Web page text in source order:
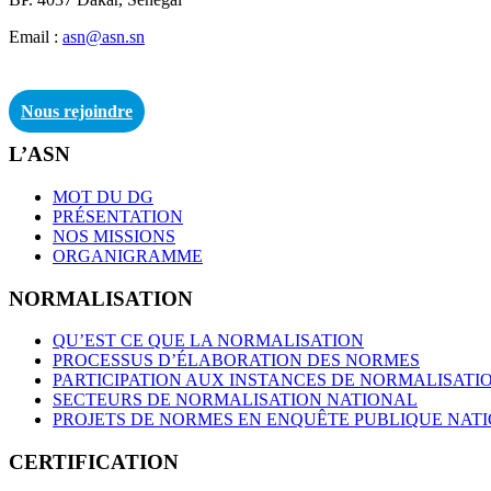
Email : asn@asn.sn
Nous rejoindre
L’ASN
MOT DU DG
PRÉSENTATION
NOS MISSIONS
ORGANIGRAMME
NORMALISATION
QU’EST CE QUE LA NORMALISATION
PROCESSUS D’ÉLABORATION DES NORMES
PARTICIPATION AUX INSTANCES DE
SECTEURS DE NORMALISATION NATIONAL
PROJETS DE NORMES EN ENQUÊTE PUBLIQUE
CERTIFICATION